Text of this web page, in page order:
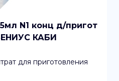
N1 конц д/пригот
КАБИ
для приготовления